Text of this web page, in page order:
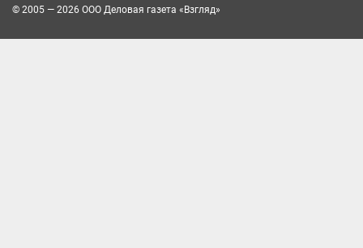
© 2005 — 2026 ООО Деловая газета «Взгляд»